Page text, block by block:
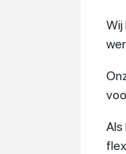
Wij
Als